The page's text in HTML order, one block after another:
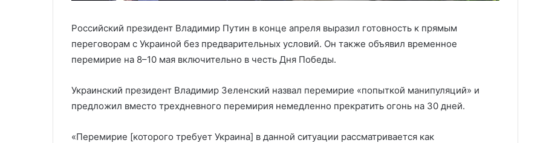
Российский президент Владимир Путин в конце апреля выразил готовность к прямым
переговорам с Украиной без предварительных условий. Он также объявил временное
перемирие на 8–10 мая включительно в честь Дня Победы.
Украинский президент Владимир Зеленский назвал перемирие «попыткой манипуляций» и
предложил вместо трехдневного перемирия немедленно прекратить огонь на 30 дней.
«Перемирие [которого требует Украина] в данной ситуации рассматривается как